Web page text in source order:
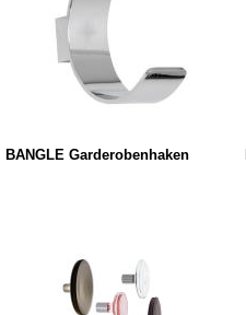
BANGLE Garderobenhaken